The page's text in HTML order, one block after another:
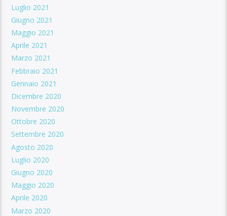
Luglio 2021
Giugno 2021
Maggio 2021
Aprile 2021
Marzo 2021
Febbraio 2021
Gennaio 2021
Dicembre 2020
Novembre 2020
Ottobre 2020
Settembre 2020
Agosto 2020
Luglio 2020
Giugno 2020
Maggio 2020
Aprile 2020
Marzo 2020